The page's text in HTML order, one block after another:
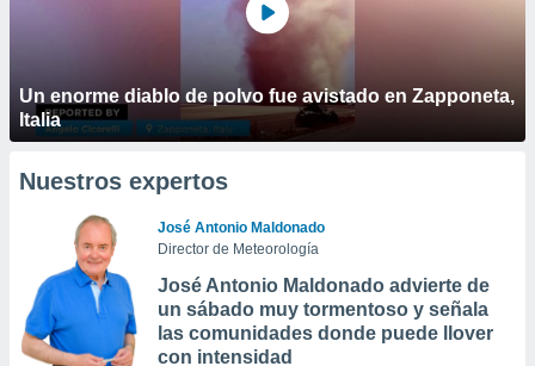
Un enorme diablo de polvo fue avistado en Zapponeta,
Italia
Nuestros expertos
José Antonio Maldonado
Director de Meteorología
José Antonio Maldonado advierte de
un sábado muy tormentoso y señala
las comunidades donde puede llover
con intensidad